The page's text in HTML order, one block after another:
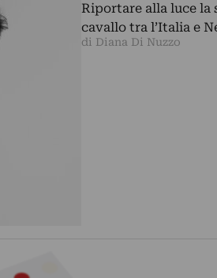
Riportare alla luce
cavallo tra l’Italia e
di Diana Di Nuzzo